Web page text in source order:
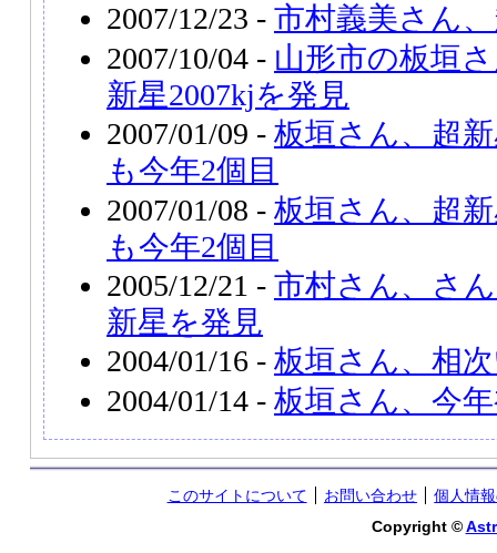
2007/12/23 - 市村義美さん
2007/10/04 - 山形市の板垣
新星2007kjを発見
2007/01/09 - 板垣さん、超
も今年2個目
2007/01/08 - 板垣さん、超
も今年2個目
2005/12/21 - 市村さん、さ
新星を発見
2004/01/16 - 板垣さん、相
2004/01/14 - 板垣さん、今
このサイトについて お問い合わせ
個人情
Copyright ©